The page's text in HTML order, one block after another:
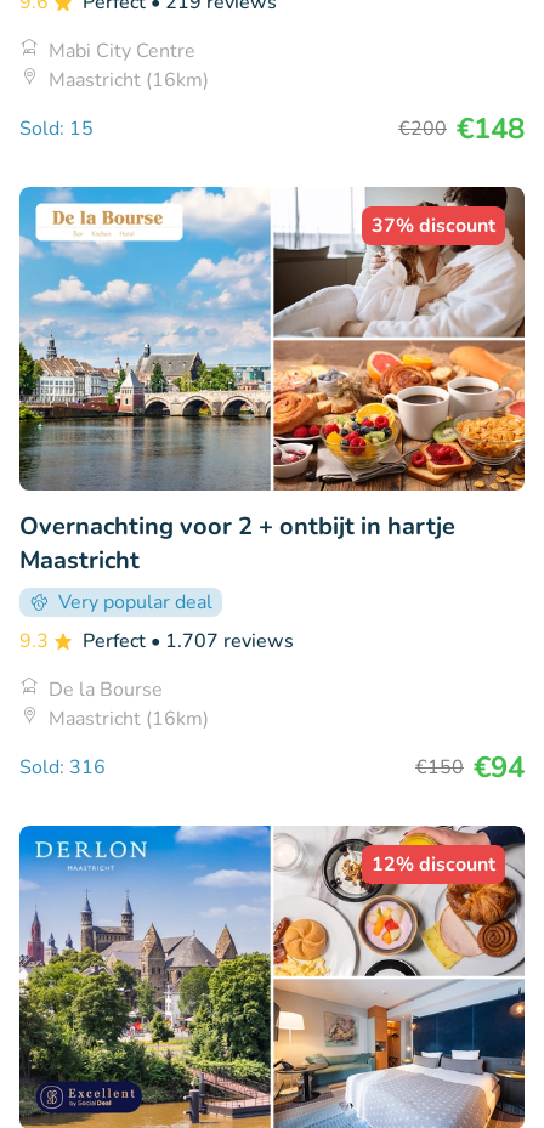
Mabi City Centre
Maastricht (16km)
Sold: 15
€200 €148
37% discount
Overnachting voor 2 + ontbijt in hartje
Maastricht
Very popular deal
9.3
Perfect • 1.707 reviews
De la Bourse
Maastricht (16km)
Sold: 316
€150 €94
12% discount